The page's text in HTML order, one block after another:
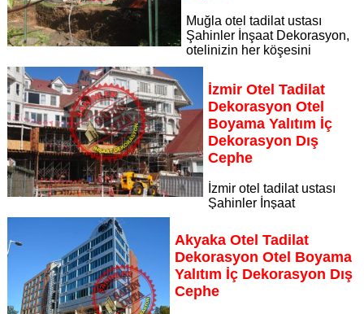
Muğla otel tadilat ustası
Şahinler İnşaat Dekorasyon,
otelinizin her köşesini
yenileyerek misafirlerinize unutulmaz bir konaklama deneyimi
sunuyor Muğla otel tadilat dekorasyon otel boyama yalıtım iç
dekorasyon dış cephe
Sayfaya Git
İzmir Otel Tadilat
Dekorasyon Otel
Boyama Yalıtım İç
Dekorasyon Dış
Cephe
İzmir otel tadilat ustası
Şahinler İnşaat
Dekorasyon, otelinizin her köşesini yenileyerek misafirlerinize
unutulmaz bir konaklama deneyimi sunuyor İzmir otel tadilat
dekorasyon otel boyama yalıtım iç dekorasyon dış cephe
Sayfaya Git
Akyaka Otel Tadilat
Dekorasyon Otel Boyama
Yalıtım İç Dekorasyon Dış
Cephe